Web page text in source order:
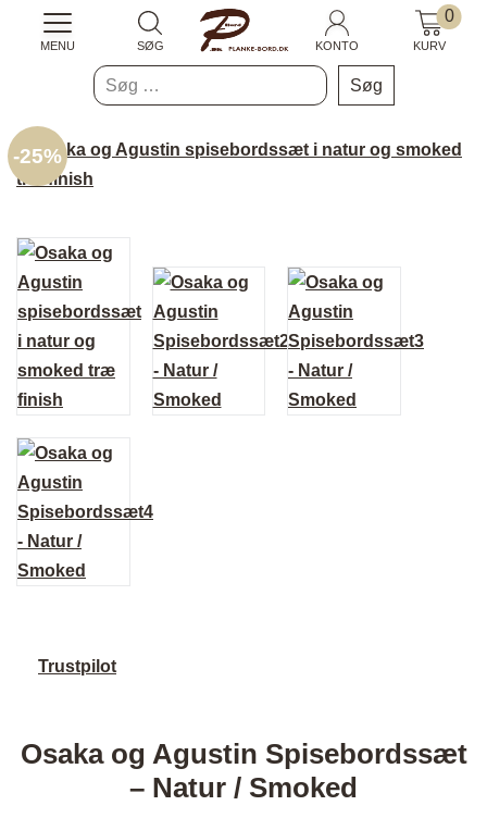
Søg
efter:
MENU SØG KONTO
0
KURV
Trustpilot
-25%
Osaka og Agustin Spisebordssæt
– Natur / Smoked